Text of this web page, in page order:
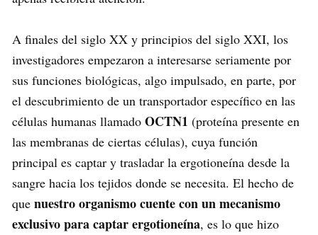
A finales del siglo XX y principios del siglo XXI, los
investigadores empezaron a interesarse seriamente por
sus funciones biológicas, algo impulsado, en parte, por
el descubrimiento de un transportador específico en las
células humanas llamado OCTN1 (proteína presente en
las membranas de ciertas células), cuya función
principal es captar y trasladar la ergotioneína desde la
sangre hacia los tejidos donde se necesita. El hecho de
que nuestro organismo cuente con un mecanismo
exclusivo para captar ergotioneína, es lo que hizo